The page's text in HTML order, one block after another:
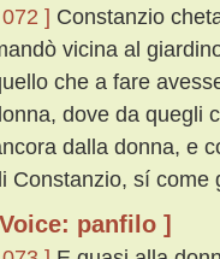
] Constanzio
vicina al
che a fare
dove da quegli
dalla donna, e
Constanzio, sí come
panfilo ]